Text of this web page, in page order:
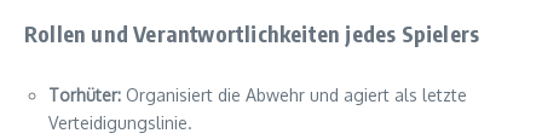
Rollen und Verantwortlichkeiten jedes Spielers
Torhüter: Organisiert die Abwehr und agiert als letzte
Verteidigungslinie.